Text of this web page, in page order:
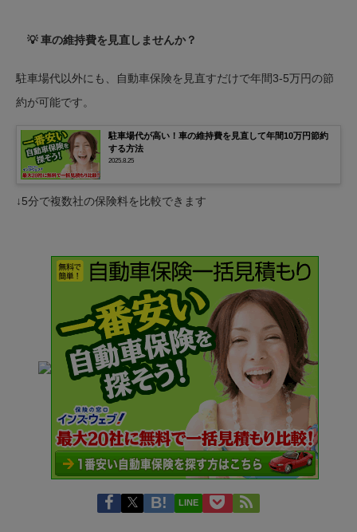
💡 車の維持費を見直しませんか？
駐車場代以外にも、自動車保険を見直すだけで年間3-5万円の節
約が可能です。
駐車場代が高い！車の維持費を見直して年間10万円節約
する方法
2025.8.25
↓5分で複数社の保険料を比較できます
LINE